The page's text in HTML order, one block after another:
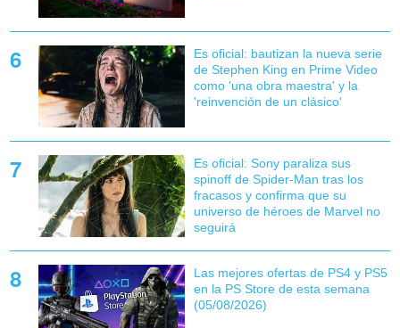
Es oficial: bautizan la nueva serie
de Stephen King en Prime Video
como 'una obra maestra' y la
'reinvención de un clásico'
Es oficial: Sony paraliza sus
spinoff de Spider-Man tras los
fracasos y confirma que su
universo de héroes de Marvel no
seguirá
Las mejores ofertas de PS4 y PS5
en la PS Store de esta semana
(05/08/2026)